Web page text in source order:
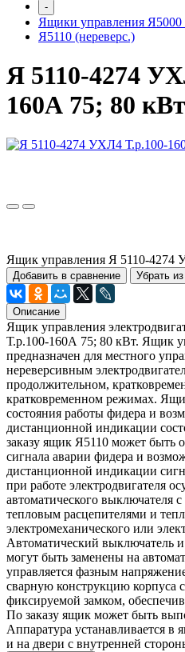
-
Ящики управления Я5000
Я5110 (нереверс.)
Я 5110-4274
160А 75; 80 кВт
Ящик управления Я 5110-4274
Добавить в сравнение Убрать
Описание
Ящик управления
Т.р.100-160А 75; 80 кВт. Ящик
предназначен для местного
нереверсивным
продолжительном,
кратковременном режимах.
состояния работы фидера и
дистанционной индикации
заказу ящик Я5110 может быть
сигнала аварии фидера и
дистанционной индикации
при работе электродвигателя
автоматического выключателя
тепловым расцепителями и
электромеханического или
Автоматический выключатель и
могут быть заменены на
управляется фазным
сварную конструкцию корпуса
фиксируемой замком,
По заказу ящик может быть
Аппаратура устанавливается в
и на двери с внутренней